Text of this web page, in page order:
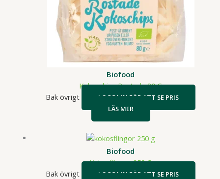
Biofood
Kokoschips Rostade 80 G
Bak övrigt
LOGGA IN FÖR ATT SE PRIS
LÄS MER
Biofood
Kokosflingor 250 G
Bak övrigt
LOGGA IN FÖR ATT SE PRIS